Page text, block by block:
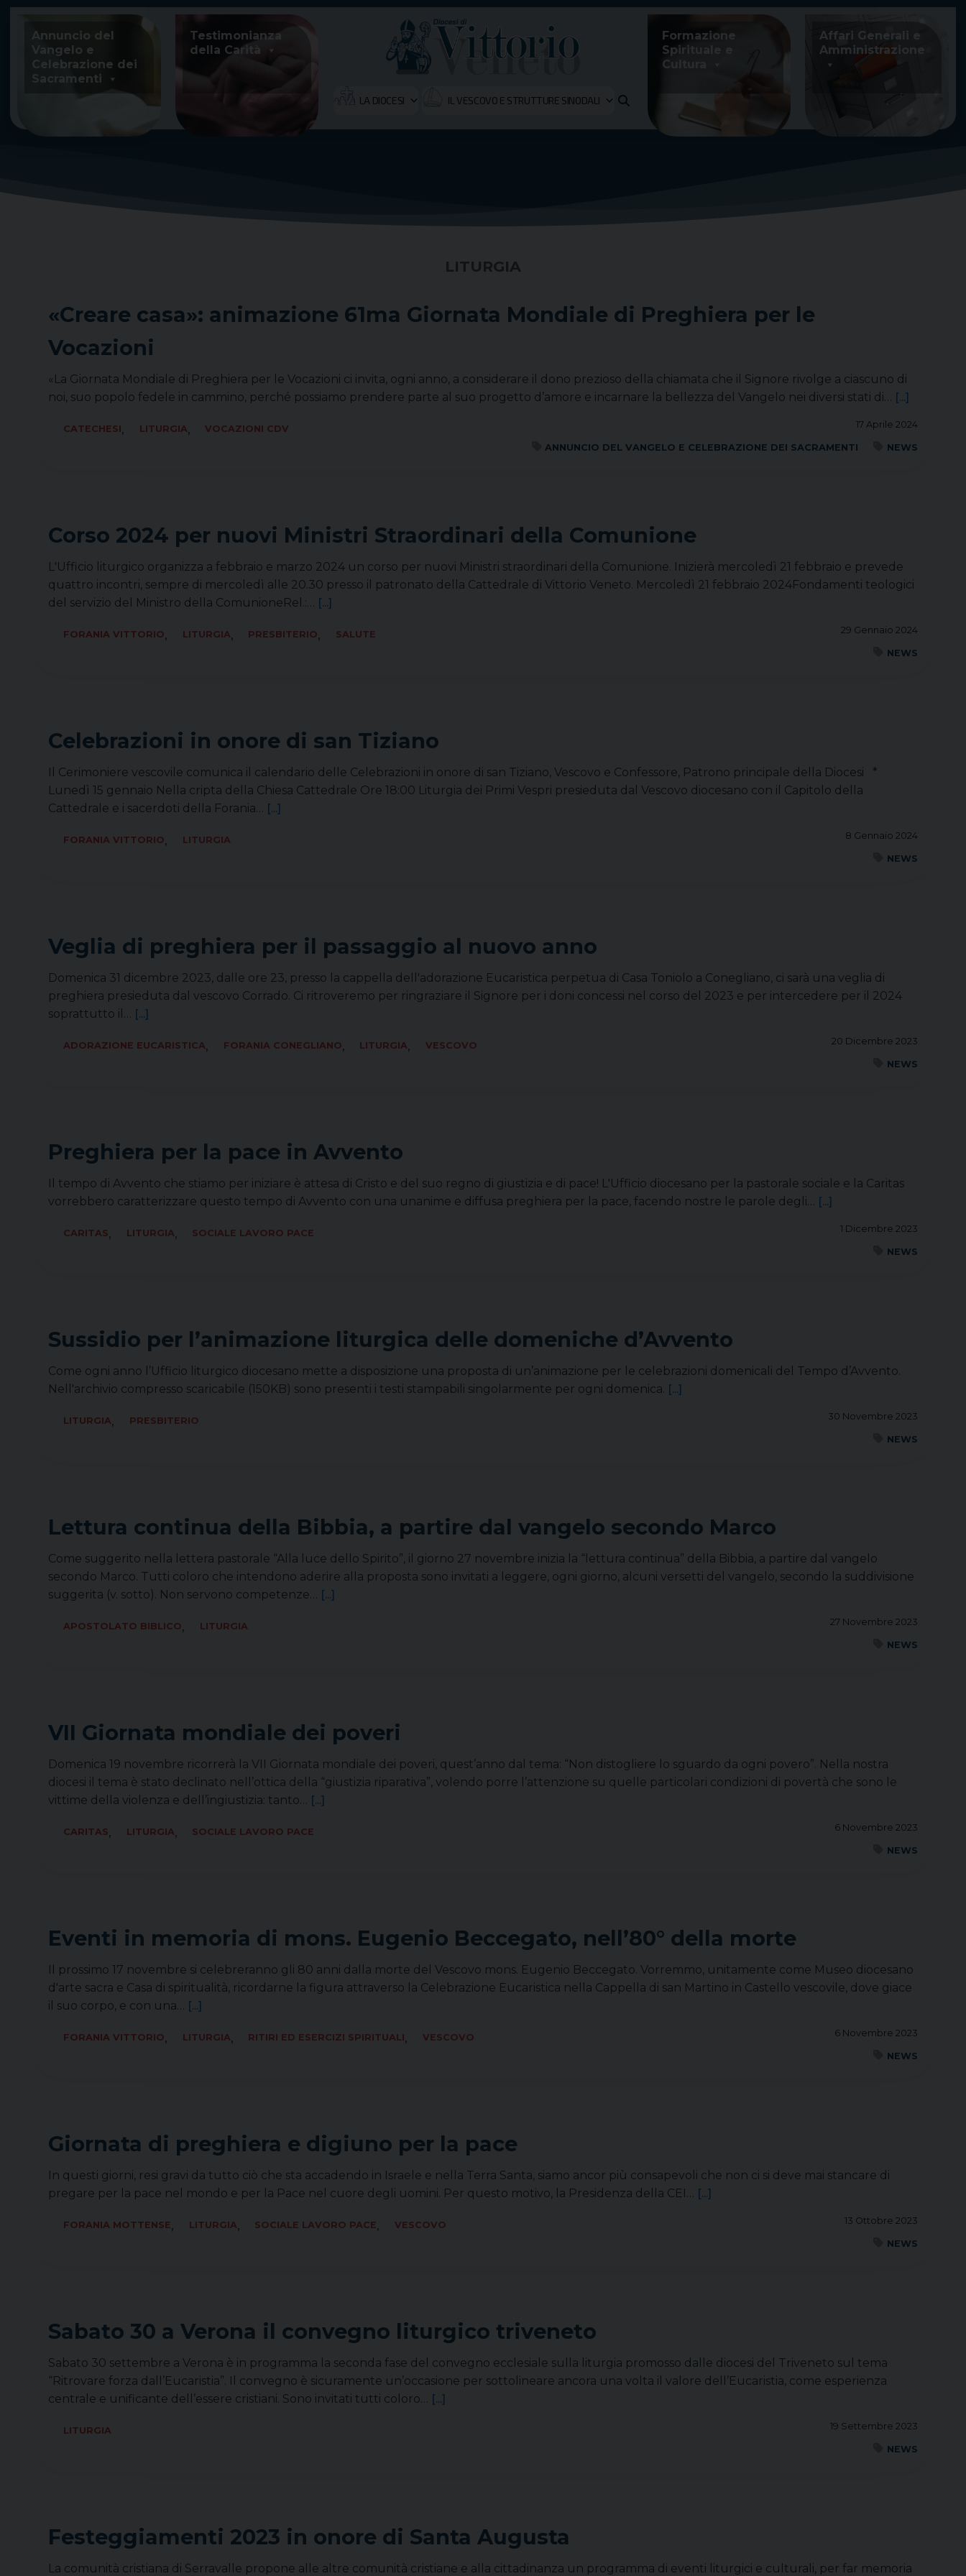
Skip
content
Annuncio del
Vangelo e
Celebrazione dei
Sacramenti
Testimonianza
della Carità
LA DIOCESI IL VESCOVO E STRUTTURE SINODALI
Formazione
Spirituale e
Cultura
Affari Generali e
Amministrazione
LITURGIA
«Creare casa»: animazione 61ma Giornata Mondiale di Preghiera per le
Vocazioni
«La Giornata Mondiale di Preghiera per le Vocazioni ci invita, ogni anno, a considerare il dono prezioso della chiamata che il Signore rivolge a ciascuno di
noi, suo popolo fedele in cammino, perché possiamo prendere parte al suo progetto d’amore e incarnare la bellezza del Vangelo nei diversi stati di… [...]
17 Aprile 2024
CATECHESI, LITURGIA,
VOCAZIONI CDV
ANNUNCIO DEL VANGELO E CELEBRAZIONE DEI SACRAMENTI
NEWS
Corso 2024 per nuovi Ministri Straordinari della Comunione
L'Ufficio liturgico organizza a febbraio e marzo 2024 un corso per nuovi Ministri straordinari della Comunione. Inizierà mercoledì 21 febbraio e prevede
quattro incontri, sempre di mercoledì alle 20.30 presso il patronato della Cattedrale di Vittorio Veneto. Mercoledì 21 febbraio 2024Fondamenti teologici
del servizio del Ministro della ComunioneRel.:… [...]
29 Gennaio 2024
FORANIA VITTORIO, LITURGIA, PRESBITERIO,
SALUTE
NEWS
Celebrazioni in onore di san Tiziano
Il Cerimoniere vescovile comunica il calendario delle Celebrazioni in onore di san Tiziano, Vescovo e Confessore, Patrono principale della Diocesi *
Lunedì 15 gennaio Nella cripta della Chiesa Cattedrale Ore 18:00 Liturgia dei Primi Vespri presieduta dal Vescovo diocesano con il Capitolo della
Cattedrale e i sacerdoti della Forania… [...]
8 Gennaio 2024
FORANIA VITTORIO,
LITURGIA
NEWS
Veglia di preghiera per il passaggio al nuovo anno
Domenica 31 dicembre 2023, dalle ore 23, presso la cappella dell'adorazione Eucaristica perpetua di Casa Toniolo a Conegliano, ci sarà una veglia di
preghiera presieduta dal vescovo Corrado. Ci ritroveremo per ringraziare il Signore per i doni concessi nel corso del 2023 e per intercedere per il 2024
soprattutto il… [...]
20 Dicembre 2023
ADORAZIONE EUCARISTICA, FORANIA CONEGLIANO, LITURGIA,
VESCOVO
NEWS
Preghiera per la pace in Avvento
Il tempo di Avvento che stiamo per iniziare è attesa di Cristo e del suo regno di giustizia e di pace! L'Ufficio diocesano per la pastorale sociale e la Caritas
vorrebbero caratterizzare questo tempo di Avvento con una unanime e diffusa preghiera per la pace, facendo nostre le parole degli… [...]
1 Dicembre 2023
CARITAS, LITURGIA,
SOCIALE LAVORO PACE
NEWS
Sussidio per l’animazione liturgica delle domeniche d’Avvento
Come ogni anno l’Ufficio liturgico diocesano mette a disposizione una proposta di un’animazione per le celebrazioni domenicali del Tempo d’Avvento.
Nell'archivio compresso scaricabile (150KB) sono presenti i testi stampabili singolarmente per ogni domenica. [...]
30 Novembre 2023
LITURGIA,
PRESBITERIO
NEWS
Lettura continua della Bibbia, a partire dal vangelo secondo Marco
Come suggerito nella lettera pastorale “Alla luce dello Spirito”, il giorno 27 novembre inizia la “lettura continua” della Bibbia, a partire dal vangelo
secondo Marco. Tutti coloro che intendono aderire alla proposta sono invitati a leggere, ogni giorno, alcuni versetti del vangelo, secondo la suddivisione
suggerita (v. sotto). Non servono competenze… [...]
27 Novembre 2023
APOSTOLATO BIBLICO,
LITURGIA
NEWS
VII Giornata mondiale dei poveri
Domenica 19 novembre ricorrerà la VII Giornata mondiale dei poveri, quest’anno dal tema: “Non distogliere lo sguardo da ogni povero”. Nella nostra
diocesi il tema è stato declinato nell’ottica della “giustizia riparativa”, volendo porre l’attenzione su quelle particolari condizioni di povertà che sono le
vittime della violenza e dell’ingiustizia: tanto… [...]
6 Novembre 2023
CARITAS, LITURGIA,
SOCIALE LAVORO PACE
NEWS
Eventi in memoria di mons. Eugenio Beccegato, nell’80° della morte
Il prossimo 17 novembre si celebreranno gli 80 anni dalla morte del Vescovo mons. Eugenio Beccegato. Vorremmo, unitamente come Museo diocesano
d'arte sacra e Casa di spiritualità, ricordarne la figura attraverso la Celebrazione Eucaristica nella Cappella di san Martino in Castello vescovile, dove giace
il suo corpo, e con una… [...]
6 Novembre 2023
FORANIA VITTORIO, LITURGIA, RITIRI ED ESERCIZI SPIRITUALI,
VESCOVO
NEWS
Giornata di preghiera e digiuno per la pace
In questi giorni, resi gravi da tutto ciò che sta accadendo in Israele e nella Terra Santa, siamo ancor più consapevoli che non ci si deve mai stancare di
pregare per la pace nel mondo e per la Pace nel cuore degli uomini. Per questo motivo, la Presidenza della CEI… [...]
13 Ottobre 2023
FORANIA MOTTENSE, LITURGIA, SOCIALE LAVORO PACE,
VESCOVO
NEWS
Sabato 30 a Verona il convegno liturgico triveneto
Sabato 30 settembre a Verona è in programma la seconda fase del convegno ecclesiale sulla liturgia promosso dalle diocesi del Triveneto sul tema
“Ritrovare forza dall’Eucaristia”. Il convegno è sicuramente un’occasione per sottolineare ancora una volta il valore dell’Eucaristia, come esperienza
centrale e unificante dell’essere cristiani. Sono invitati tutti coloro… [...]
19 Settembre 2023
LITURGIA
NEWS
Festeggiamenti 2023 in onore di Santa Augusta
La comunità cristiana di Serravalle propone alle altre comunità cristiane e alla cittadinanza un programma di eventi liturgici e culturali, per far memoria